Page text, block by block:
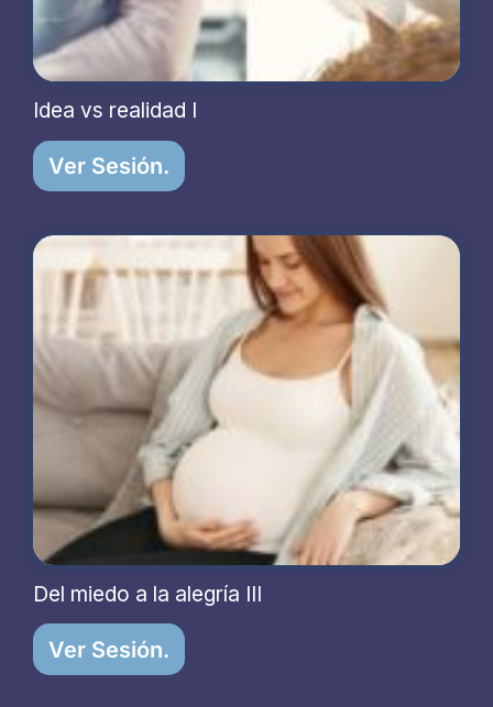
Idea vs realidad I
Ver Sesión.
Del miedo a la alegría III
Ver Sesión.